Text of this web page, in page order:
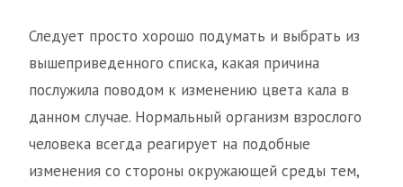
Следует просто хорошо подумать и выбрать из
вышеприведенного списка, какая причина
послужила поводом к изменению цвета кала в
данном случае. Нормальный организм взрослого
человека всегда реагирует на подобные
изменения со стороны окружающей среды тем,